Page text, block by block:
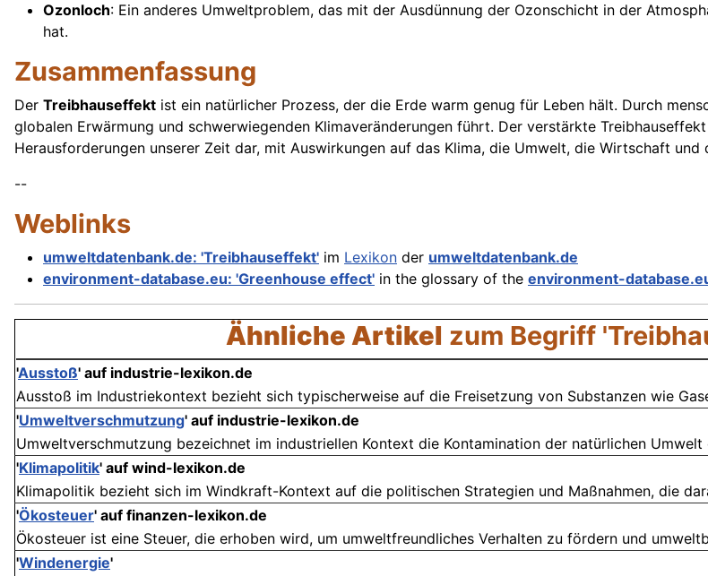
Ozonloch: Ein anderes Umweltproblem, das mit der Ausdünnung der Ozonschicht in der
hat.
Zusammenfassung
Der Treibhauseffekt ist ein natürlicher Prozess, der die Erde warm genug für Leben hält. Durch
globalen Erwärmung und schwerwiegenden Klimaveränderungen führt. Der verstärkte
Herausforderungen unserer Zeit dar, mit Auswirkungen auf das Klima, die Umwelt, die Wirtschaft und
--
Weblinks
umweltdatenbank.de: 'Treibhauseffekt' im Lexikon der umweltdatenbank.de
environment-database.eu: 'Greenhouse effect' in the glossary of the environment-
Ähnliche Artikel zum Begriff
'Ausstoß' auf industrie-lexikon.de
Ausstoß im Industriekontext bezieht sich typischerweise auf die Freisetzung von Substanzen wie
'Umweltverschmutzung' auf industrie-lexikon.de
Umweltverschmutzung bezeichnet im industriellen Kontext die Kontamination der natürlichen Umwelt
'Klimapolitik' auf wind-lexikon.de
Klimapolitik bezieht sich im Windkraft-Kontext auf die politischen Strategien und Maßnahmen, die
'Ökosteuer' auf finanzen-lexikon.de
Ökosteuer ist eine Steuer, die erhoben wird, um umweltfreundliches Verhalten zu fördern und
'Windenergie'